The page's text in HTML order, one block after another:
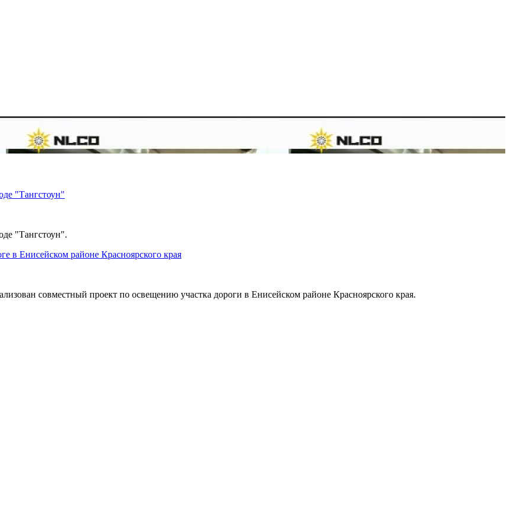
"Тангстоун"
"Тангстоун".
в Енисейском районе Красноярского края
совместный проект по освещению участка дороги в Енисейском районе Красноярского края.